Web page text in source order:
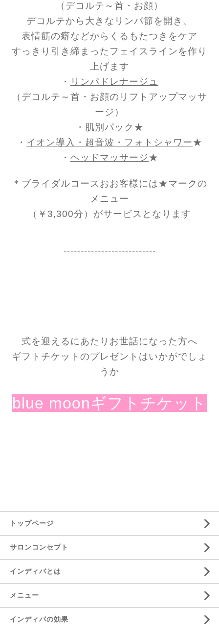
（デコルテ～首・お顔）
デコルテから大きなリンパ節を開き、
表情筋の癖などからくるもたつきをケア
すっきり引き締まったフェイスラインを作り
上げます
・ リンパドレナージュ
（デコルテ～首・お顔のリフトアップマッサ
ージ）
・ 肌別パック ★
・ イオン導入・超音波・フォトシャワー★
・ ヘッドマッサージ★
＊ブライダルコースおお客様には★マークの
メニュー
（￥3,300分）がサービスとなります
---------------------------
式を迎えるにあたりお世話になった方へ
ギフトチケットのプレゼントはいかがでしょ
うか
blue moonギフトチケット
トップページ
サロンコンセプト
インディバとは
メニュー
インディバの効果